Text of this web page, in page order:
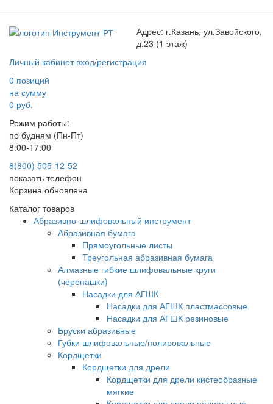
Адрес: г.Казань, ул.Завойского,
д.23 (1 этаж)
Личный кабинет вход/регистрация
0 позиций
на сумму
0 руб.
Режим работы:
по будням (Пн-Пт)
8:00-17:00
8(800) 505-12-52
показать телефон
Корзина обновлена
Каталог товаров
Абразивно-шлифовальный инструмент
Абразивная бумага
Прямоугольные листы
Треугольная абразивная бумага
Алмазные гибкие шлифовальные круги
(черепашки)
Насадки для АГШК
Насадки для АГШК пластмассовые
Насадки для АГШК резиновые
Бруски абразивные
Губки шлифовальные/полировальные
Кордщетки
Кордщетки для дрели
Кордщетки для дрели кистеобразные
мягкие